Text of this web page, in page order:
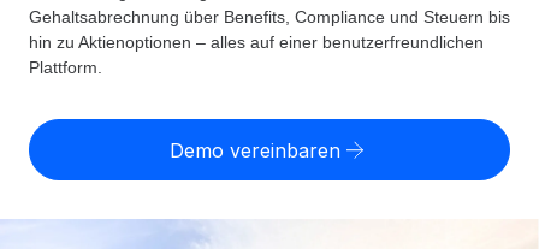
Employer of Record
Weltweites Wachstum ohne Kosten für Niederlassungen
Contractor of Record
Rechtssichere, weltweite Arbeit mit Freelancer:innen
Globales Onboarding und Verwalten von
Country Explorer
Länderspezifische Unterstützung bei der Einstellung
Einfache Einstellung in allen US-Bundesstaaten
TOOLS UND RECHNER
Scheinselbstständigkeitsrisiko berechnen
Personalkostenrechner
Gesamtbeschäftigungskosten
Preise
Gehaltsabrechnung über Benefits, Compliance und Steuern bis
hin zu Aktienoptionen – alles auf einer benutzerfreundlichen
Plattform.
Demo vereinbaren